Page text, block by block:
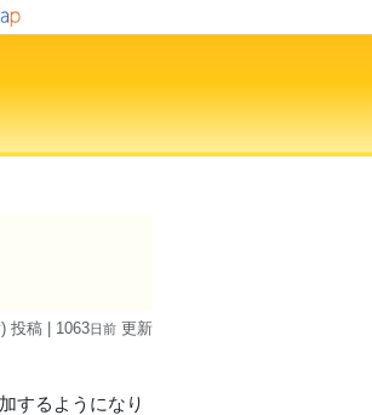
) 投稿 | 1063日前 更新
するようになり